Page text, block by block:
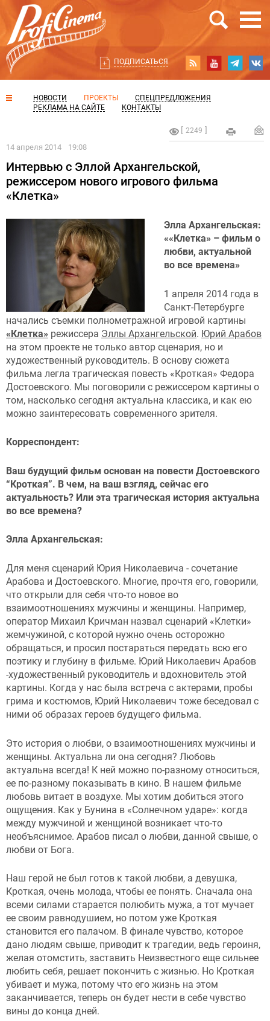
ПОДПИСАТЬСЯ
НОВОСТИ ПРОЕКТЫ
СПЕЦПРЕДЛОЖЕНИЯ
РЕКЛАМА НА САЙТЕ
КОНТАКТЫ
2249
14 апреля 2014 19:08
Интервью с Эллой Архангельской,
режиссером нового игрового фильма
«Клетка»
Элла Архангельская:
««Клетка» – фильм о
любви, актуальной
во все времена»
1 апреля 2014 года в
Санкт-Петербурге
начались съемки полнометражной игровой картины
«Клетка» режиссера Эллы Архангельской. Юрий Арабов
на этом проекте не только автор сценария, но и
художественный руководитель. В основу сюжета
фильма легла трагическая повесть «Кроткая» Федора
Достоевского. Мы поговорили с режиссером картины о
том, насколько сегодня актуальна классика, и как ею
можно заинтересовать современного зрителя.
Корреспондент:
Ваш будущий фильм основан на повести Достоевского
“Кроткая”. В чем, на ваш взгляд, сейчас его
актуальность? Или эта трагическая история актуальна
во все времена?
Элла Архангельская:
Для меня сценарий Юрия Николаевича - сочетание
Арабова и Достоевского. Многие, прочтя его, говорили,
что открыли для себя что-то новое во
взаимоотношениях мужчины и женщины. Например,
оператор Михаил Кричман назвал сценарий «Клетки»
жемчужиной, с которой нужно очень осторожно
обращаться, и просил постараться передать всю его
поэтику и глубину в фильме. Юрий Николаевич Арабов
-художественный руководитель и вдохновитель этой
картины. Когда у нас была встреча с актерами, пробы
грима и костюмов, Юрий Николаевич тоже беседовал с
ними об образах героев будущего фильма.
Это история о любви, о взаимоотношениях мужчины и
женщины. Актуальна ли она сегодня? Любовь
актуальна всегда! К ней можно по-разному относиться,
ее по-разному показывать в кино. В нашем фильме
любовь витает в воздухе. Мы хотим добиться этого
ощущения. Как у Бунина в «Солнечном ударе»: когда
между мужчиной и женщиной возникает что-то
необъяснимое. Арабов писал о любви, данной свыше, о
любви от Бога.
Наш герой не был готов к такой любви, а девушка,
Кроткая, очень молода, чтобы ее понять. Сначала она
всеми силами старается полюбить мужа, а тот мучает
ее своим равнодушием, но потом уже Кроткая
становится его палачом. В финале чувство, которое
дано людям свыше, приводит к трагедии, ведь героиня,
желая отомстить, заставить Неизвестного еще сильнее
любить себя, решает покончить с жизнью. Но Кроткая
убивает и мужа, потому что его жизнь на этом
заканчивается, теперь он будет нести в себе чувство
вины до конца дней.